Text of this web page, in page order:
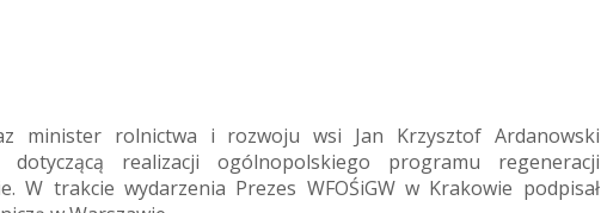
minister rolnictwa i rozwoju wsi Jan Krzysztof Ardanowski
realizacji ogólnopolskiego programu regeneracji
W trakcie wydarzenia Prezes WFOŚiGW w Krakowie podpisał